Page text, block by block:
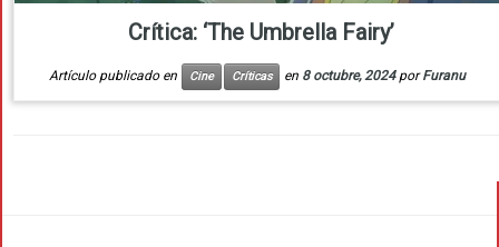
Crítica: ‘The Umbrella Fairy’
Artículo publicado en Cine Críticas en 8 octubre, 2024 porFuranu